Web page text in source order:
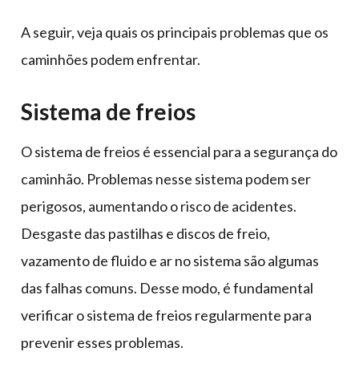
A seguir, veja quais os principais problemas que os
caminhões podem enfrentar.
Sistema de freios
O sistema de freios é essencial para a segurança do
caminhão. Problemas nesse sistema podem ser
perigosos, aumentando o risco de acidentes.
Desgaste das pastilhas e discos de freio,
vazamento de fluido e ar no sistema são algumas
das falhas comuns. Desse modo, é fundamental
verificar o sistema de freios regularmente para
prevenir esses problemas.